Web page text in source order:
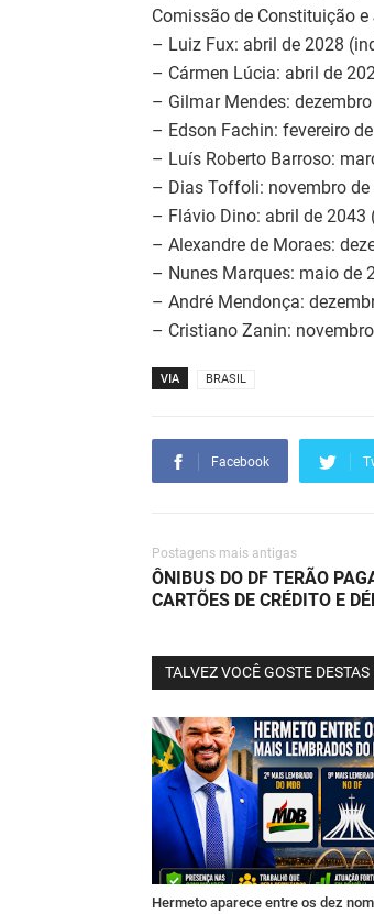
Comissão de Constituição
– Luiz Fux: abril de 2028
– Cármen Lúcia: abril de
– Gilmar Mendes:
– Edson Fachin: fevereiro
– Luís Roberto Barroso:
– Dias Toffoli: novembro
– Flávio Dino: abril de 2043
– Alexandre de Moraes:
– Nunes Marques: maio de
– André Mendonça:
– Cristiano Zanin:
VIA BRASIL
Facebook
Postagens mais antigas
ÔNIBUS DO DF TERÃO
CARTÕES DE CRÉDITO E
TALVEZ VOCÊ GOSTE
Hermeto aparece entre os dez